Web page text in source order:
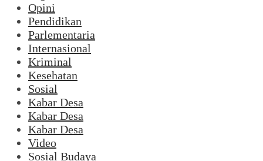
Opini
Pendidikan
Parlementaria
Internasional
Kriminal
Kesehatan
Sosial
Kabar Desa
Kabar Desa
Kabar Desa
Video
Sosial Budaya